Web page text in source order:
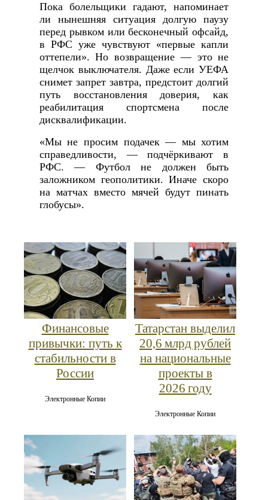
Пока болельщики гадают, напоминает
ли нынешняя ситуация долгую паузу
перед рывком или бесконечный офсайд,
в РФС уже чувствуют «первые капли
оттепели». Но возвращение — это не
щелчок выключателя. Даже если УЕФА
снимет запрет завтра, предстоит долгий
путь восстановления доверия, как
реабилитация спортсмена после
дисквалификации.
«Мы не просим подачек — мы хотим
справедливости, — подчёркивают в
РФС. — Футбол не должен быть
заложником геополитики. Иначе скоро
на матчах вместо мячей будут пинать
глобусы».
Финансовые
привычки: путь к
стабильности в
России
Электронные Копии
Татарстан выделил
20,6 млрд рублей
на национальные
проекты в
2026 году
Электронные Копии